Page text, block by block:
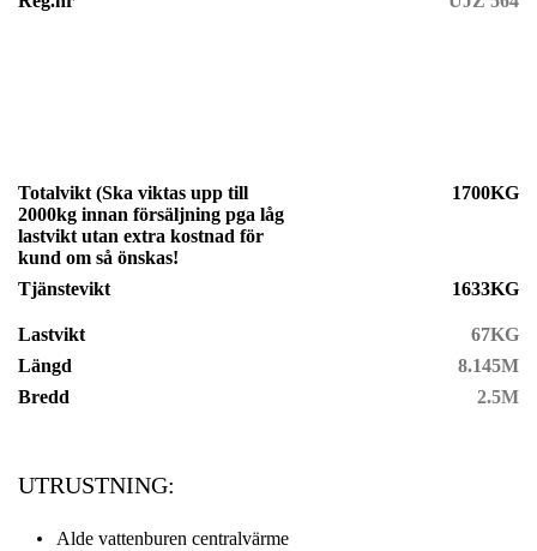
Totalvikt (Ska viktas upp till
2000kg innan försäljning pga låg
lastvikt utan extra kostnad för
kund om så önskas!
1700KG
Tjänstevikt
Lastvikt
1633KG
67KG
Längd
8.145M
Bredd
2.5M
UTRUSTNING:
Alde vattenburen centralvärme